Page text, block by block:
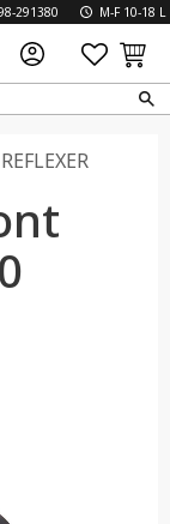
291380 M-F 10-18 L